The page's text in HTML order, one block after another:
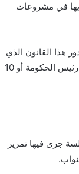
في مشروعات
هذا القانون الذي
يتضمن 53 مادة، والذي ينص على أنه لا يجوز الطعن بعدم دستورية القوانين إلا من رئيس مجلس النواب أو رئيس الحكومة أو 10
جرى فيها تمرير